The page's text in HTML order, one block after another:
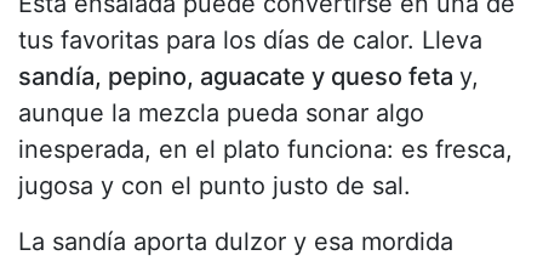
tus favoritas para los días de calor. Lleva
sandía, pepino, aguacate y queso feta y,
aunque la mezcla pueda sonar algo
inesperada, en el plato funciona: es fresca,
jugosa y con el punto justo de sal.
La sandía aporta dulzor y esa mordida